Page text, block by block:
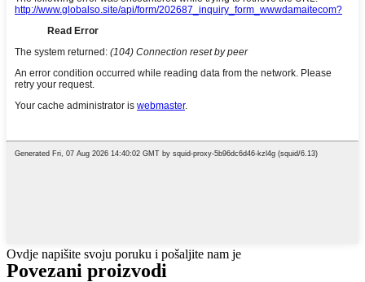
Ovdje napišite svoju poruku i pošaljite nam je
Povezani proizvodi